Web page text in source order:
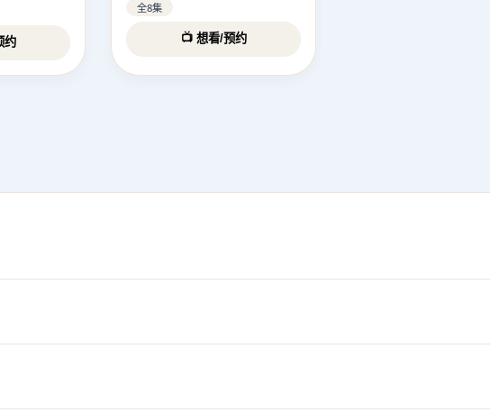
约
全8集
📺 想看/预约